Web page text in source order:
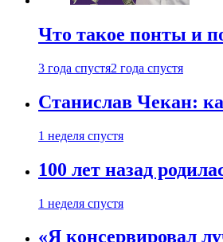
Что такое понты и
3 года спустя2 года спустя
Станислав Чекан:
1 неделя спустя
100 лет назад
1 неделя спустя
«Я консервировал